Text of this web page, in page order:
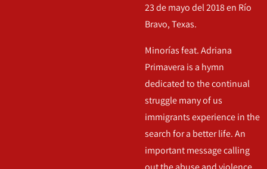
23 de mayo del 2018 en Río
Bravo, Texas.
Minorías feat. Adriana
Primavera is a hymn
dedicated to the continual
struggle many of us
immigrants experience in the
search for a better life. An
important message calling